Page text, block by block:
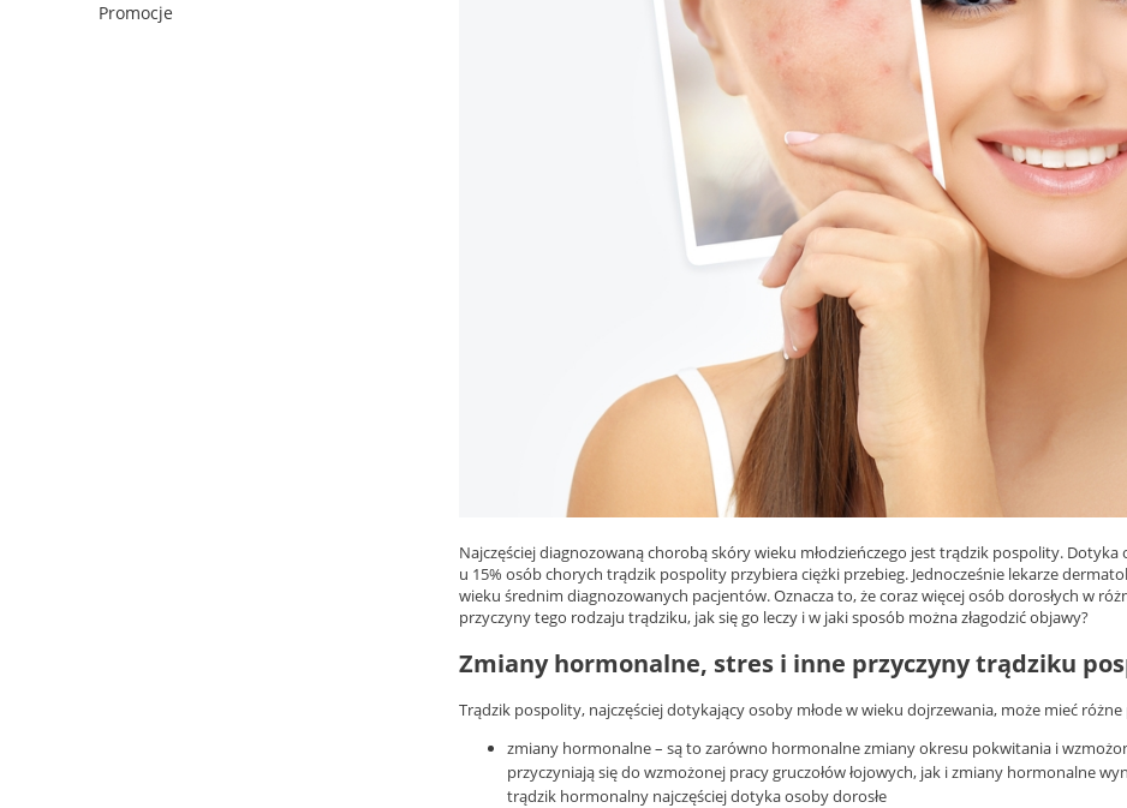
Promocje
Najczęściej diagnozowaną chorobą skóry wieku młodzieńczego jest trądzik pospolity.
u 15% osób chorych trądzik pospolity przybiera ciężki przebieg. Jednocześnie lekarze
wieku średnim diagnozowanych pacjentów. Oznacza to, że coraz więcej osób dorosłych w
przyczyny tego rodzaju trądziku, jak się go leczy i w jaki sposób można złagodzić objawy?
Zmiany hormonalne, stres i inne przyczyny trądziku
Trądzik pospolity, najczęściej dotykający osoby młode w wieku dojrzewania, może mieć różne
zmiany hormonalne – są to zarówno hormonalne zmiany okresu pokwitania i
przyczyniają się do wzmożonej pracy gruczołów łojowych, jak i zmiany hormonalne
trądzik hormonalny najczęściej dotyka osoby dorosłe